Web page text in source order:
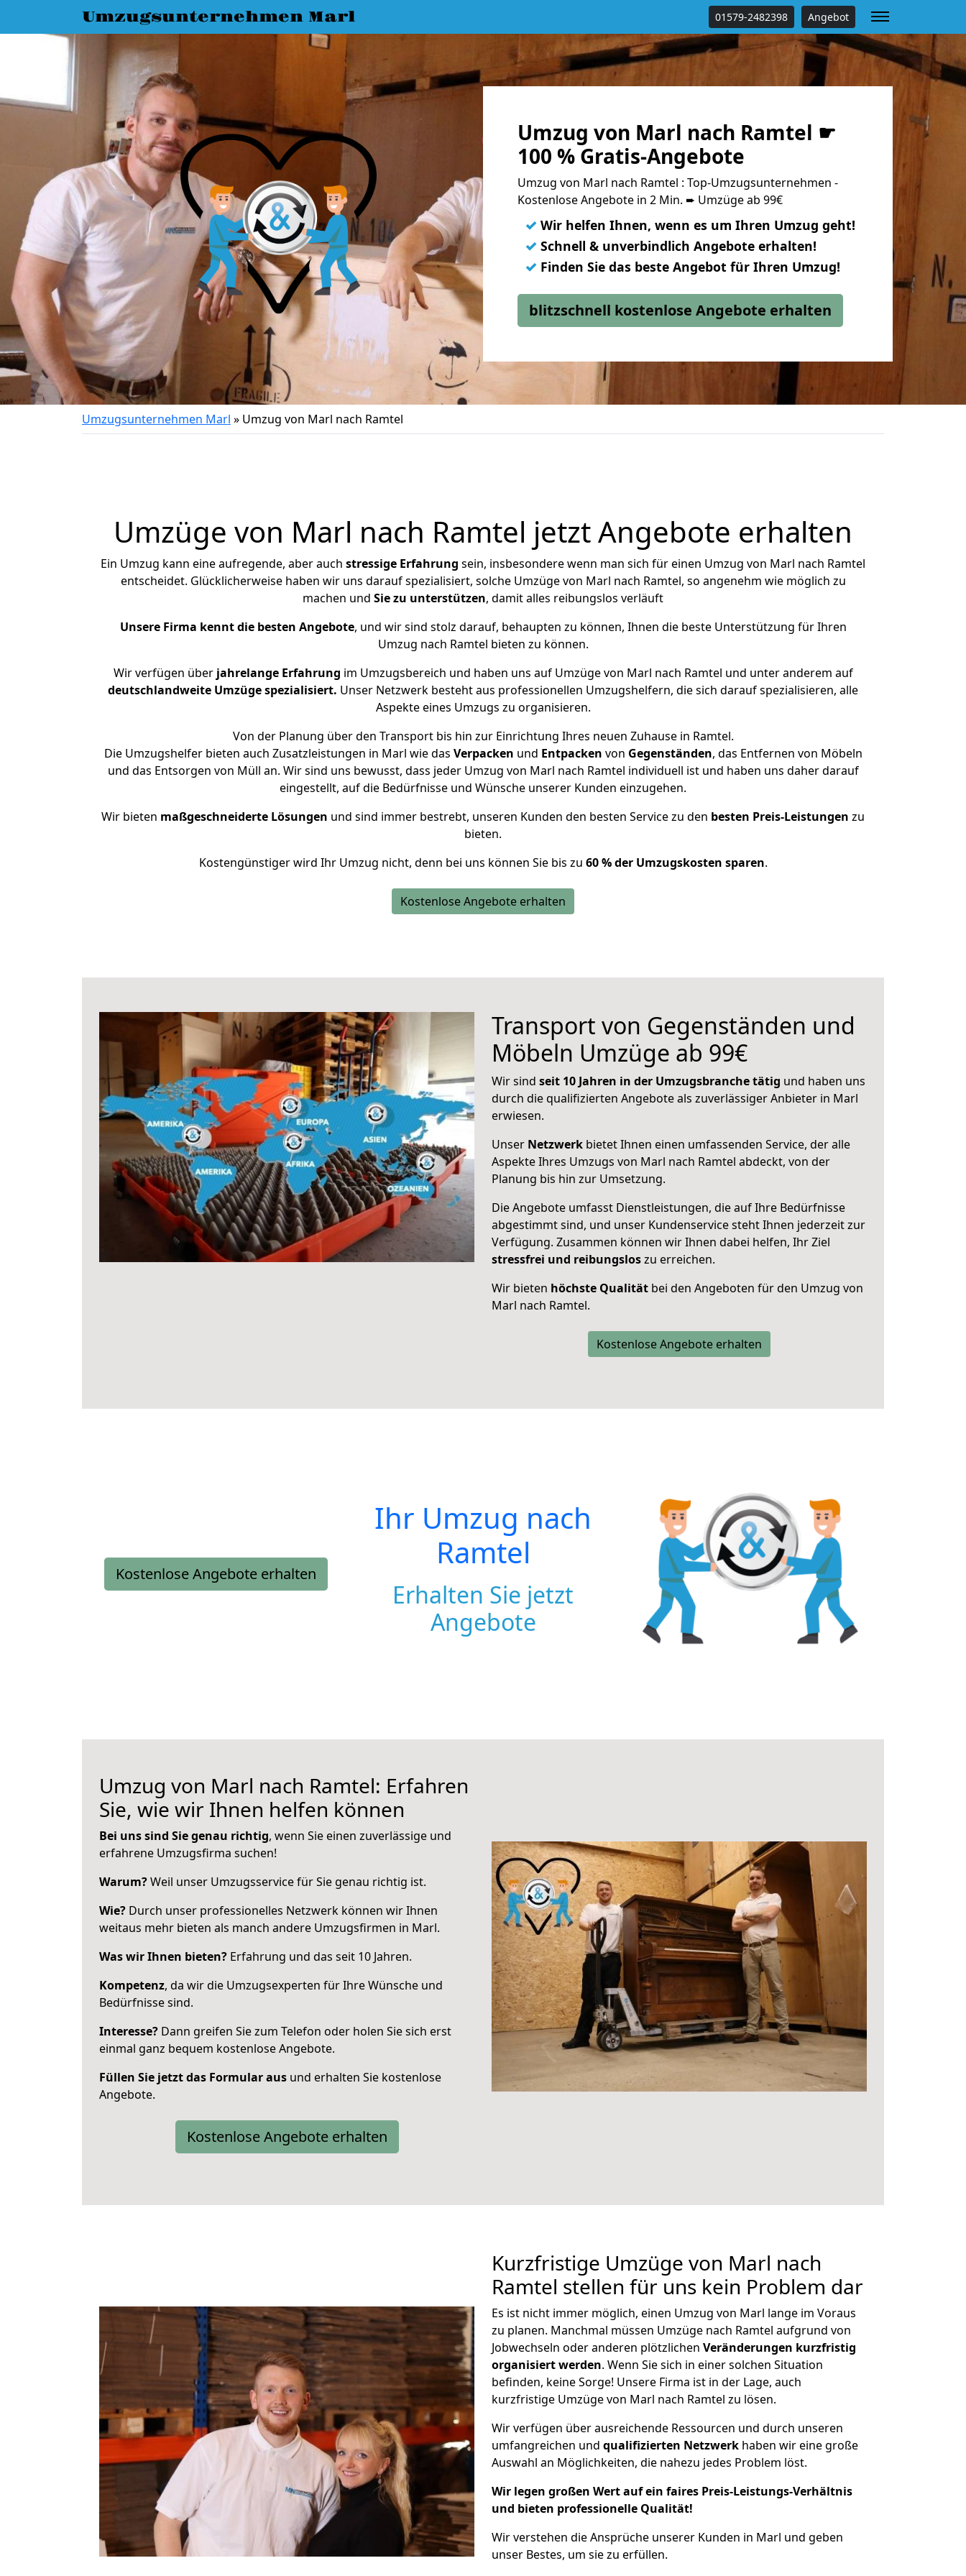
Umzugsunternehmen Marl 01579-2482398 Angebot
Umzug von Marl nach Ramtel ☛
100 % Gratis-Angebote
Umzug von Marl nach Ramtel : Top-Umzugsunternehmen -
Kostenlose Angebote in 2 Min. ➨ Umzüge ab 99€
✓ Wir helfen Ihnen, wenn es um Ihren Umzug geht!
✓ Schnell & unverbindlich Angebote erhalten!
✓ Finden Sie das beste Angebot für Ihren Umzug!
blitzschnell kostenlose Angebote erhalten
Umzugsunternehmen Marl » Umzug von Marl nach Ramtel
Umzüge von Marl nach Ramtel jetzt Angebote erhalten
Ein Umzug kann eine aufregende, aber auch stressige Erfahrung sein, insbesondere wenn man sich für einen Umzug von Marl nach Ramtel
entscheidet. Glücklicherweise haben wir uns darauf spezialisiert, solche Umzüge von Marl nach Ramtel, so angenehm wie möglich zu
machen und Sie zu unterstützen, damit alles reibungslos verläuft
Unsere Firma kennt die besten Angebote, und wir sind stolz darauf, behaupten zu können, Ihnen die beste Unterstützung für Ihren
Umzug nach Ramtel bieten zu können.
Wir verfügen überjahrelange Erfahrung im Umzugsbereich und haben uns auf Umzüge von Marl nach Ramtel und unter anderem auf
deutschlandweite Umzüge spezialisiert. Unser Netzwerk besteht aus professionellen Umzugshelfern, die sich darauf spezialisieren, alle
Aspekte eines Umzugs zu organisieren.
Von der Planung über den Transport bis hin zur Einrichtung Ihres neuen Zuhause in Ramtel.
Die Umzugshelfer bieten auch Zusatzleistungen in Marl wie das Verpacken und Entpacken von Gegenständen, das Entfernen von Möbeln
und das Entsorgen von Müll an. Wir sind uns bewusst, dass jeder Umzug von Marl nach Ramtel individuell ist und haben uns daher darauf
eingestellt, auf die Bedürfnisse und Wünsche unserer Kunden einzugehen.
Wir bieten maßgeschneiderte Lösungen und sind immer bestrebt, unseren Kunden den besten Service zu den besten Preis-Leistungen zu
bieten.
Kostengünstiger wird Ihr Umzug nicht, denn bei uns können Sie bis zu 60 % der Umzugskosten sparen.
Kostenlose Angebote erhalten
Transport von Gegenständen und
Möbeln Umzüge ab 99€
Wir sind seit 10 Jahren in der Umzugsbranche tätig und haben uns
durch die qualifizierten Angebote als zuverlässiger Anbieter in Marl
erwiesen.
Unser Netzwerk bietet Ihnen einen umfassenden Service, der alle
Aspekte Ihres Umzugs von Marl nach Ramtel abdeckt, von der
Planung bis hin zur Umsetzung.
Die Angebote umfasst Dienstleistungen, die auf Ihre Bedürfnisse
abgestimmt sind, und unser Kundenservice steht Ihnen jederzeit zur
Verfügung. Zusammen können wir Ihnen dabei helfen, Ihr Ziel
stressfrei und reibungsloszu erreichen.
Wir bieten höchste Qualität bei den Angeboten für den Umzug von
Marl nach Ramtel.
Kostenlose Angebote erhalten
Kostenlose Angebote erhalten
Ihr Umzug nach
Ramtel
Erhalten Sie jetzt
Angebote
Umzug von Marl nach Ramtel: Erfahren
Sie, wie wir Ihnen helfen können
Bei uns sind Sie genau richtig, wenn Sie einen zuverlässige und
erfahrene Umzugsfirma suchen!
Warum?Weil unser Umzugsservice für Sie genau richtig ist.
Wie? Durch unser professionelles Netzwerk können wir Ihnen
weitaus mehr bieten als manch andere Umzugsfirmen in Marl.
Was wir Ihnen bieten? Erfahrung und das seit 10 Jahren.
Kompetenz, da wir die Umzugsexperten für Ihre Wünsche und
Bedürfnisse sind.
Interesse? Dann greifen Sie zum Telefon oder holen Sie sich erst
einmal ganz bequem kostenlose Angebote.
Füllen Sie jetzt das Formular aus und erhalten Sie kostenlose
Angebote.
Kostenlose Angebote erhalten
Kurzfristige Umzüge von Marl nach
Ramtel stellen für uns kein Problem dar
Es ist nicht immer möglich, einen Umzug von Marl lange im Voraus
zu planen. Manchmal müssen Umzüge nach Ramtel aufgrund von
Jobwechseln oder anderen plötzlichen Veränderungen kurzfristig
organisiert werden. Wenn Sie sich in einer solchen Situation
befinden, keine Sorge! Unsere Firma ist in der Lage, auch
kurzfristige Umzüge von Marl nach Ramtel zu lösen.
Wir verfügen über ausreichende Ressourcen und durch unseren
umfangreichen und qualifizierten Netzwerk haben wir eine große
Auswahl an Möglichkeiten, die nahezu jedes Problem löst.
Wir legen großen Wert auf ein faires Preis-Leistungs-Verhältnis
und bieten professionelle Qualität!
Wir verstehen die Ansprüche unserer Kunden in Marl und geben
unser Bestes, um sie zu erfüllen.